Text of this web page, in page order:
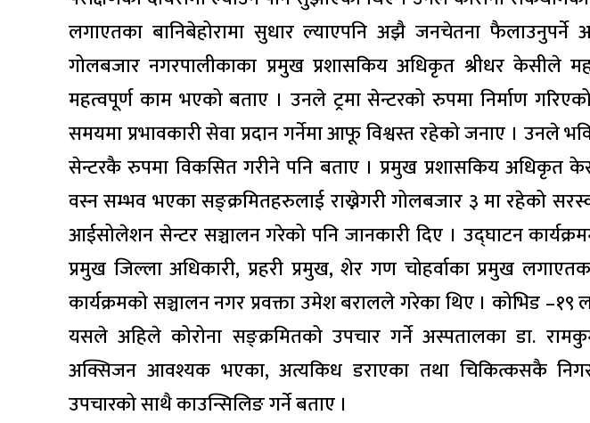
लगाएतका बानिबेहोरामा सुधार ल्याएपनि अझै जनचेतना फैलाउनुपर्ने
गोलबजार नगरपालीकाका प्रमुख प्रशासकिय अधिकृत श्रीधर केसीले
महत्वपूर्ण काम भएको बताए । उनले ट्रमा सेन्टरको रुपमा निर्माण
समयमा प्रभावकारी सेवा प्रदान गर्नेमा आफू विश्वस्त रहेको जनाए । उनले
सेन्टरकै रुपमा विकसित गरीने पनि बताए । प्रमुख प्रशासकिय अधिकृत
वस्न सम्भव भएका सङ्क्रमितहरुलाई राख्नेगरी गोलबजार ३ मा रहेको
आईसोलेशन सेन्टर सञ्चालन गरेको पनि जानकारी दिए । उद्घाटन
प्रमुख जिल्ला अधिकारी, प्रहरी प्रमुख, शेर गण चोहर्वाका प्रमुख
कार्यक्रमको सञ्चालन नगर प्रवक्ता उमेश बरालले गरेका थिए । कोभिड –१९
यसले अहिले कोरोना सङ्क्रमितको उपचार गर्ने अस्पतालका डा.
अक्सिजन आवश्यक भएका, अत्यकिध डराएका तथा चिकित्कसकै
उपचारको साथै काउन्सिलिङ गर्ने बताए ।